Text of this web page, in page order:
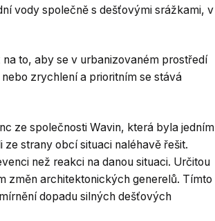
vody společně s dešťovými srážkami, v
to, aby se v urbanizovaném prostředí
zrychlení a prioritním se stává
ze společnosti Wavin, která byla jedním
strany obcí situaci naléhavě řešit.
než reakci na danou situaci. Určitou
změn architektonických generelů. Tímto
dopadu silných dešťových